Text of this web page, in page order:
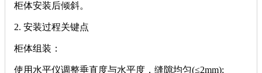
柜体安装后倾斜。
‌2. 安装过程关键点‌
‌柜体组装‌：
使用水平仪调整垂直度与水平度，缝隙均匀(≤2mm);